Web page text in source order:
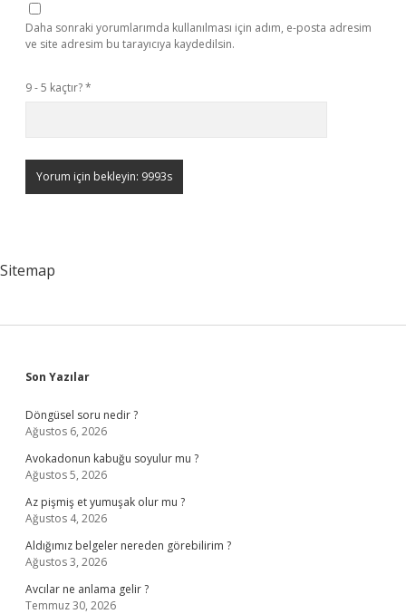
Daha sonraki yorumlarımda kullanılması için adım, e-posta adresim
ve site adresim bu tarayıcıya kaydedilsin.
9 - 5 kaçtır?*
Sitemap
Sidebar
Son Yazılar
Döngüsel soru nedir ?
Ağustos 6, 2026
Avokadonun kabuğu soyulur mu ?
Ağustos 5, 2026
Az pişmiş et yumuşak olur mu ?
Ağustos 4, 2026
Aldığımız belgeler nereden görebilirim ?
Ağustos 3, 2026
Avcılar ne anlama gelir ?
Temmuz 30, 2026